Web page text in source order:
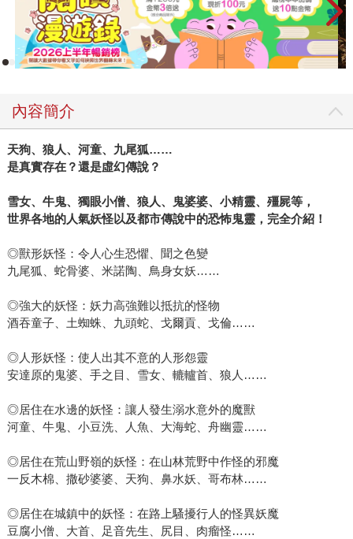
內容簡介
天狗、狼人、河童、九尾狐……
是真實存在？還是虛幻傳說？
雪女、牛鬼、獨眼小僧、狼人、鬼婆婆、小精靈、殭屍等，
世界各地的人氣妖怪以及都市傳說中的恐怖鬼靈，完全介紹！
◎獸形妖怪：令人心生恐懼、聞之色變
九尾狐、蛇骨婆、米諾陶、鳥身女妖……
◎強大的妖怪：妖力高強難以抵抗的怪物
酒吞童子、土蜘蛛、九頭蛇、戈爾貢、戈倫……
◎人形妖怪：使人出其不意的人形怨靈
安達原的鬼婆、手之目、雪女、轆轤首、狼人……
◎居住在水邊的妖怪：讓人發生溺水意外的魔獸
河童、牛鬼、小豆洗、人魚、大海蛇、舟幽靈……
◎居住在荒山野嶺的妖怪：在山林荒野中作怪的邪魔
一反木棉、撒砂婆婆、天狗、鼻水妖、哥布林……
◎居住在城鎮中的妖怪：在路上騷擾行人的怪異妖魔
豆腐小僧、大首、足音先生、尻目、肉瘤怪……